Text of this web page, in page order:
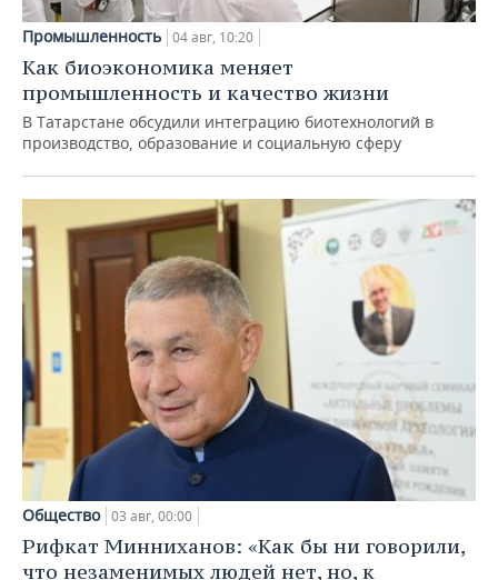
Промышленность 04 авг, 10:20
Как биоэкономика меняет
промышленность и качество жизни
В Татарстане обсудили интеграцию биотехнологий в
производство, образование и социальную сферу
Общество 03 авг, 00:00
Рифкат Минниханов: «Как бы ни говорили,
что незаменимых людей нет, но, к